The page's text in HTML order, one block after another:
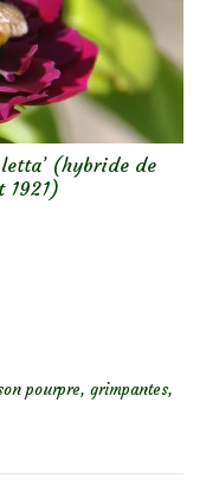
(hybride de
1921)
pourpre, grimpantes,